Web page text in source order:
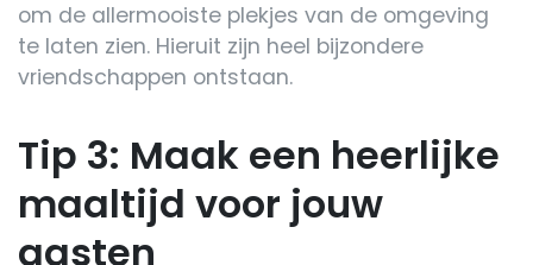
om de allermooiste plekjes van de omgeving
te laten zien. Hieruit zijn heel bijzondere
vriendschappen ontstaan.
Tip 3: Maak een heerlijke
maaltijd voor jouw
gasten